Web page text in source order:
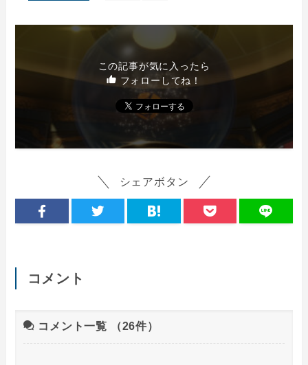
この記事が気に入ったら
フォローしてね！
シェアボタン
コメント
コメント一覧 （26件）